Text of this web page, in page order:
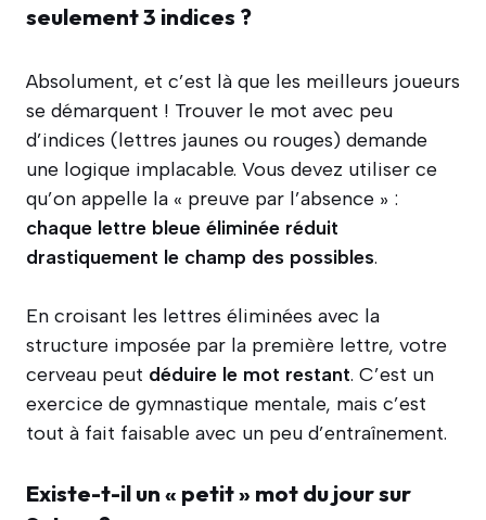
seulement 3 indices ?
Absolument, et c’est là que les meilleurs joueurs
se démarquent ! Trouver le mot avec peu
d’indices (lettres jaunes ou rouges) demande
une logique implacable. Vous devez utiliser ce
qu’on appelle la « preuve par l’absence » :
chaque lettre bleue éliminée réduit
drastiquement le champ des possibles.
En croisant les lettres éliminées avec la
structure imposée par la première lettre, votre
cerveau peut déduire le mot restant. C’est un
exercice de gymnastique mentale, mais c’est
tout à fait faisable avec un peu d’entraînement.
Existe-t-il un « petit » mot du jour sur